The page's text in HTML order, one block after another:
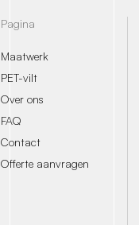
Pagina
Maatwerk
PET-vilt
Over ons
FAQ
Contact
Offerte aanvragen